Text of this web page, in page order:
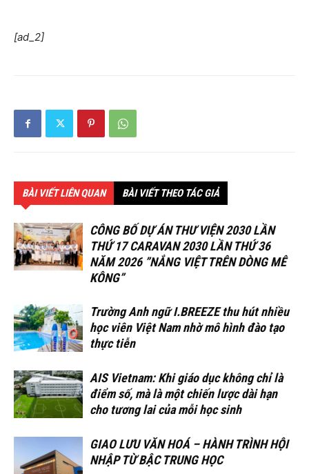
[ad_2]
BÀI VIẾT LIÊN QUAN BÀI VIẾT THEO TÁC GIẢ
CÔNG BỐ DỰ ÁN THƯ VIỆN 2030 LẦN
THỨ 17 CARAVAN 2030 LẦN THỨ 36
NĂM 2026 ”NẮNG VIỆT TRÊN DÒNG MÊ
KÔNG”
Trường Anh ngữ I.BREEZE thu hút nhiều
học viên Việt Nam nhờ mô hình đào tạo
thực tiễn
AIS Vietnam: Khi giáo dục không chỉ là
điểm số, mà là một chiến lược dài hạn
cho tương lai của mỗi học sinh
GIAO LƯU VĂN HOÁ – HÀNH TRÌNH HỘI
NHẬP TỪ BẬC TRUNG HỌC